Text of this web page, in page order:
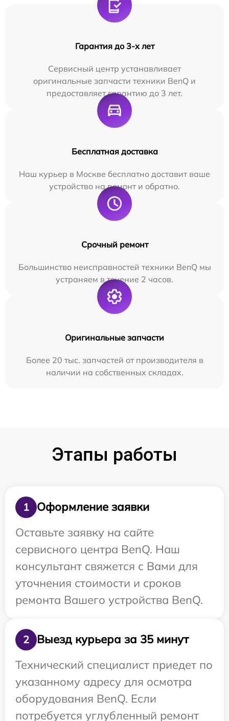
Гарантия до 3-х лет
Сервисный центр устанавливает
оригинальные запчасти техники BenQ и
предоставляет гарантию до 3 лет.
Бесплатная доставка
Наш курьер в Москве бесплатно доставит ваше
устройство на ремонт и обратно.
Срочный ремонт
Большинство неисправностей техники BenQ мы
устраняем в течение 2 часов.
Оригинальные запчасти
Более 20 тыс. запчастей от производителя в
наличии на собственных складах.
Этапы работы
1
Оформление заявки
Оставьте заявку на сайте
сервисного центра BenQ. Наш
консультант свяжется с Вами для
уточнения стоимости и сроков
ремонта Вашего устройства BenQ.
2
Выезд курьера за 35 минут
Технический специалист приедет по
указанному адресу для осмотра
оборудования BenQ. Если
потребуется углубленный ремонт